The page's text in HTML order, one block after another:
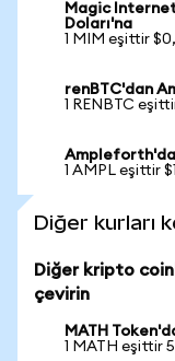
Magic
Doları'na
1 MIM eşittir
renBTC'dan
1 RENBTC eşittir
1 AMPL eşittir
Diğer kurları
Diğer kripto
çevirin
MATH
1 MATH eşittir